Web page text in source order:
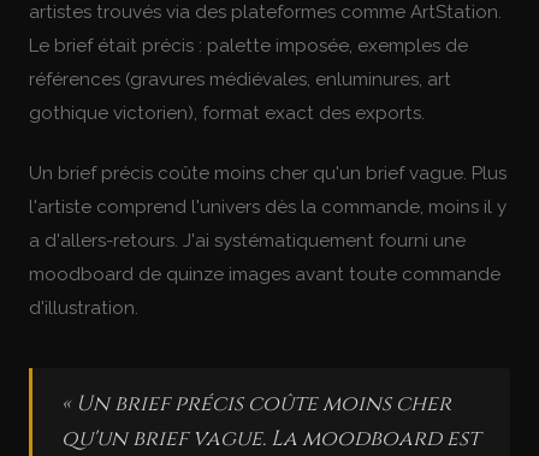
artistes trouvés via des plateformes comme ArtStation.
Le brief était précis : palette imposée, exemples de
références (gravures médiévales, enluminures, art
gothique victorien), format exact des exports.
Un brief précis coûte moins cher qu'un brief vague. Plus
l'artiste comprend l'univers dès la commande, moins il y
a d'allers-retours. J'ai systématiquement fourni une
moodboard de quinze images avant toute commande
d'illustration.
« Un brief précis coûte moins cher
qu'un brief vague. La moodboard est